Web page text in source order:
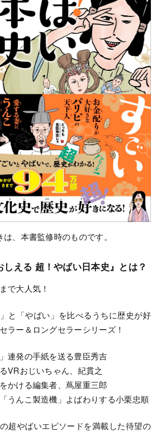
、本書監修時のものです。
しえる 超！やばい日本史』とは？
で大人気！
と「やばい」を比べるうちに歴史が好
ラー＆ロングセラーシリーズ！
連発の手紙を送る豊臣秀吉
VRおじいちゃん、紀貫之
かける編集者、蔦屋重三郎
んこ製造機」よばわりする小栗忠順
超やばいエピソードを満載した待望の